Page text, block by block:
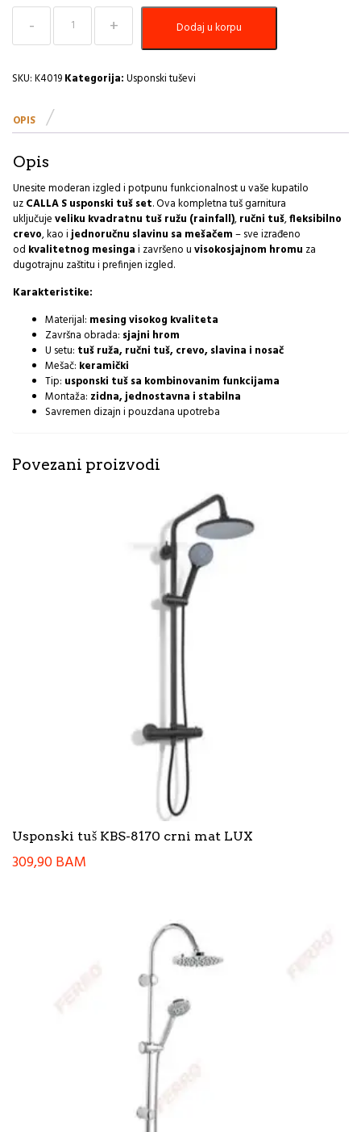
Usponski
kvadratni
CALLA-
UT21
količina
Dodaj u korpu
SKU:K4019Kategorija:Usponski tuševi
OPIS
Opis
Unesite moderan izgled i potpunu funkcionalnost u vaše kupatilo
uzCALLA S usponski tuš set. Ova kompletna tuš garnitura
uključujeveliku kvadratnu tuš ružu (rainfall),ručni tuš,fleksibilno
crevo, kao ijednoručnu slavinu sa mešačem– sve izrađeno
od kvalitetnog mesingai završeno uvisokosjajnom hromu za
dugotrajnu zaštitu i prefinjen izgled.
Karakteristike:
Materijal: mesing visokog kvaliteta
Završna obrada: sjajni hrom
U setu: tuš ruža, ručni tuš, crevo, slavina i nosač
Mešač: keramički
Tip: usponski tuš sa kombinovanim funkcijama
Montaža: zidna, jednostavna i stabilna
Savremen dizajn i pouzdana upotreba
Povezani proizvodi
Usponski tuš KBS-8170 crni mat LUX
309,90BAM